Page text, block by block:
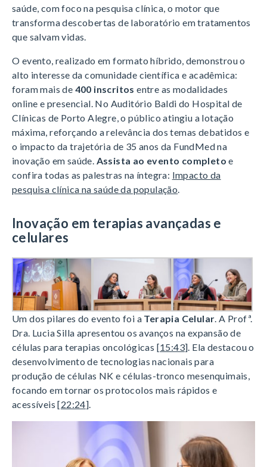
saúde, com foco na pesquisa clínica, o motor que
transforma descobertas de laboratório em tratamentos
que salvam vidas.
O evento, realizado em formato híbrido, demonstrou o
alto interesse da comunidade científica e acadêmica:
foram mais de 400 inscritos entre as modalidades
online e presencial. No Auditório Baldi do Hospital de
Clínicas de Porto Alegre, o público atingiu a lotação
máxima, reforçando a relevância dos temas debatidos e
o impacto da trajetória de 35 anos da FundMed na
inovação em saúde. Assista ao evento completoe
confira todas as palestras na íntegra: Impacto da
pesquisa clínica na saúde da população.
Inovação em terapias avançadas e
celulares
Um dos pilares do evento foi a Terapia Celular. A Profª.
Dra. Lucia Silla apresentou os avanços na expansão de
células para terapias oncológicas [15:43]. Ela destacou o
desenvolvimento de tecnologias nacionais para
produção de células NK e células-tronco mesenquimais,
focando em tornar os protocolos mais rápidos e
acessíveis [22:24].